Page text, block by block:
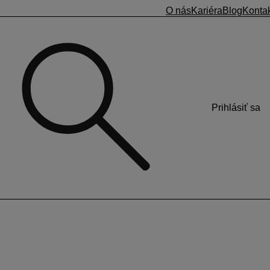
O násKariéra Blog
Prihlásiť sa